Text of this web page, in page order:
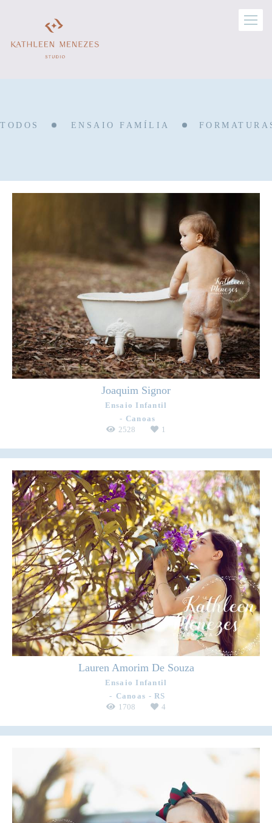
TODOS ENSAIO FAMÍLIA
Joaquim Signor
Ensaio Infantil
Canoas
2528 1
Lauren Amorim De Souza
Ensaio Infantil
Canoas - RS
1708 4